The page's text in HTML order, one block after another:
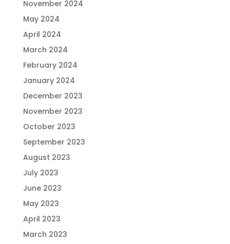
November 2024
May 2024
April 2024
March 2024
February 2024
January 2024
December 2023
November 2023
October 2023
September 2023
August 2023
July 2023
June 2023
May 2023
April 2023
March 2023